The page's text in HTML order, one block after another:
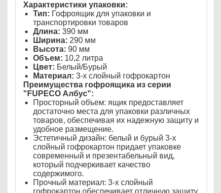
Характеристики упаковки:
Тип: Гофроящик для упаковки и
транспортировки товаров
Длина: 390 мм
Ширина: 290 мм
Высота: 90 мм
Объем: 10,2 литра
Цвет: Белый/Бурый
Материал: 3-х слойный гофрокартон
Преимущества гофроящика из серии
"FUPECO Албус":
Просторный объем: ящик предоставляет
достаточно места для упаковки различных
товаров, обеспечивая их надежную защиту и
удобное размещение.
Эстетичный дизайн: белый и бурый 3-х
слойный гофрокартон придает упаковке
современный и презентабельный вид,
который подчеркивает качество
содержимого.
Прочный материал: 3-х слойный